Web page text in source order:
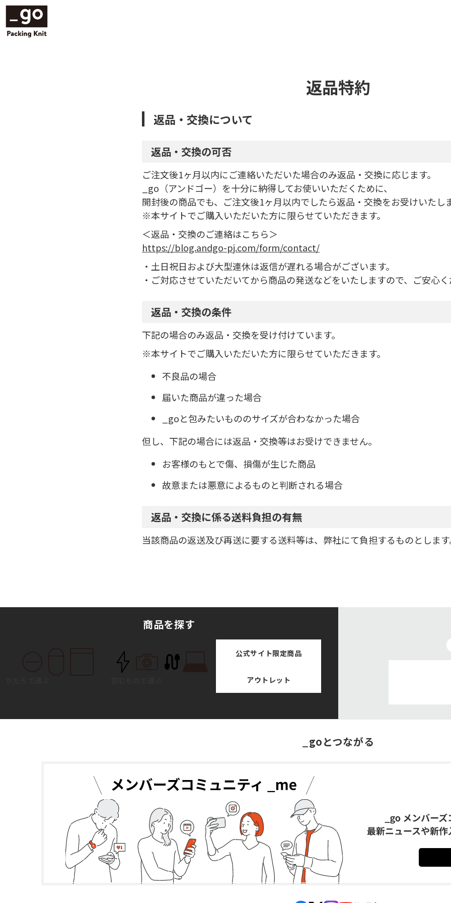
返品特約
返品・交換について
返品・交換の可否
ご注文後1ヶ月以内にご連絡いただいた場合のみ返品・交換に応じます。
_go（アンドゴー）を十分に納得してお使いいただくために、
開封後の商品でも、ご注文後1ヶ月以内でしたら返品・交換をお受けいたし
※本サイトでご購入いただいた方に限らせていただきます。
＜返品・交換のご連絡はこちら＞
https://blog.andgo-pj.com/form/contact/
・土日祝日および大型連休は返信が遅れる場合がございます。
・ご対応させていただいてから商品の発送などをいたしますので、ご安心
返品・交換の条件
下記の場合のみ返品・交換を受け付けています。
※本サイトでご購入いただいた方に限らせていただきます。
不良品の場合
届いた商品が違った場合
_goと包みたいもののサイズが合わなかった場合
但し、下記の場合には返品・交換等はお受けできません。
お客様のもとで傷、損傷が生じた商品
故意または悪意によるものと判断される場合
返品・交換に係る送料負担の有無
当該商品の返送及び再送に要する送料等は、弊社にて負担するものとしま
商品を探す
公式サイト限定商品
アウトレット
_goとつながる